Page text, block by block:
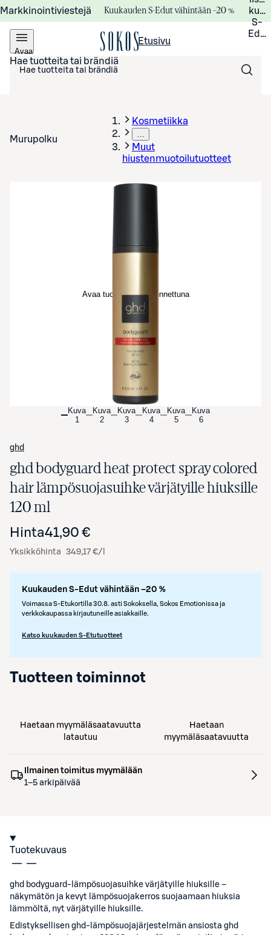
Markkinointiviestejä Kuukauden S-Edut vähintään –20 %
S-
Avaa
valikko
Etusivu
Hae tuotteita tai brändiä
Murupolku
Kosmetiikka
…
Muut
hiustenmuotoilutuotteet
Avaa tuotekuva suurennettuna
Kuva
1
Kuva
2
Kuva
3
Kuva
4
Kuva
5
Kuva
6
ghd
ghd bodyguard heat protect spray colored
hair lämpösuojasuihke värjätyille hiuksille
120 ml
Hinta41,90 €
Yksikköhinta 349,17 €/l
Kuukauden S-Edut vähintään –20 %
Voimassa S-Etukortilla 30.8. asti Sokoksella, Sokos Emotionissa ja
verkkokaupassa kirjautuneille asiakkaille.
Katso kuukauden S-Etutuotteet
Tuotteen toiminnot
Haetaan myymäläsaatavuutta
latautuu
Haetaan
myymäläsaatavuutta
Ilmainen toimitus myymälään
1–5 arkipäivää
Tuotekuvaus
ghd bodyguard-lämpösuojasuihke värjätyille hiuksille –
näkymätön ja kevyt lämpösuojakerros suojaamaan hiuksia
lämmöltä, nyt värjätyille hiuksille.
Edistyksellisen ghd-lämpösuojajärjestelmän ansiosta ghd